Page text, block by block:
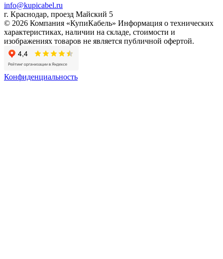
info@kupicabel.ru
г. Краснодар, проезд Майский 5
© 2026 Компания «КупиКабель» Информация о технических
характеристиках, наличии на складе, стоимости и
изображениях товаров не является публичной офертой.
Конфиденциальность